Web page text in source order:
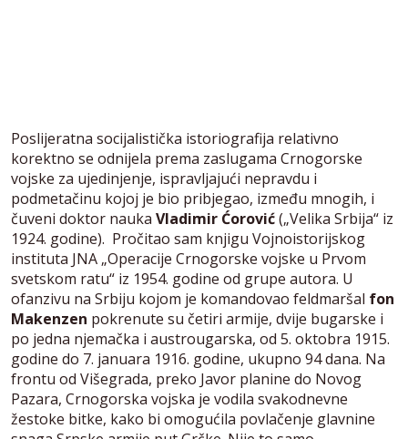
Poslijeratna socijalistička istoriografija relativno
korektno se odnijela prema zaslugama Crnogorske
vojske za ujedinjenje, ispravljajući nepravdu i
podmetačinu kojoj je bio pribjegao, između mnogih, i
čuveni doktor nauka Vladimir Ćorović(„Velika Srbija“ iz
1924. godine). Pročitao sam knjigu Vojnoistorijskog
instituta JNA „Operacije Crnogorske vojske u Prvom
svetskom ratu“ iz 1954. godine od grupe autora. U
ofanzivu na Srbiju kojom je komandovao feldmaršal fon
Makenzen pokrenute su četiri armije, dvije bugarske i
po jedna njemačka i austrougarska, od 5. oktobra 1915.
godine do 7. januara 1916. godine, ukupno 94 dana. Na
frontu od Višegrada, preko Javor planine do Novog
Pazara, Crnogorska vojska je vodila svakodnevne
žestoke bitke, kako bi omogućila povlačenje glavnine